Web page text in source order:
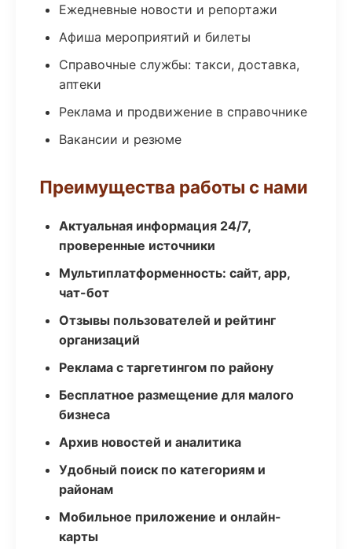
Ежедневные новости и репортажи
Афиша мероприятий и билеты
Справочные службы: такси, доставка,
аптеки
Реклама и продвижение в справочнике
Вакансии и резюме
Преимущества работы с нами
Актуальная информация 24/7,
проверенные источники
Мультиплатформенность: сайт, app,
чат-бот
Отзывы пользователей и рейтинг
организаций
Реклама с таргетингом по району
Бесплатное размещение для малого
бизнеса
Архив новостей и аналитика
Удобный поиск по категориям и
районам
Мобильное приложение и онлайн-
карты